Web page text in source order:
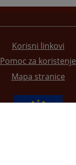
Korisni linkovi
Pomoc za koristenje
Mapa stranice